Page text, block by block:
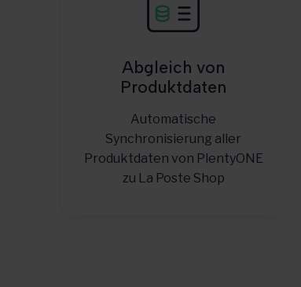
Abgleich von
Produktdaten
Automatische
Synchronisierung aller
Produktdaten von PlentyONE
zu La Poste Shop